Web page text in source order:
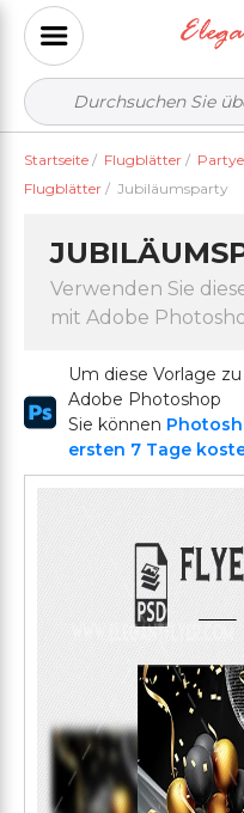
Startseite / Flugblätter /
Flugblätter / Jubiläumsparty
Verwenden Sie
mit Adobe
Um diese Vorlage
Adobe Photoshop
Sie können
ersten 7 Tage